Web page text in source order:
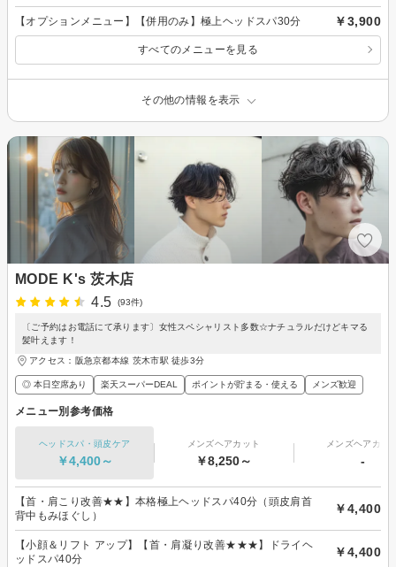
【オプションメニュー】【併用のみ】極上ヘッドスパ30分 ￥3,900
すべてのメニューを見る
その他の情報を表示
MODE K's 茨木店
4.5
(93件)
〔ご予約はお電話にて承ります〕女性スペシャリスト多数☆ナチュラルだけどキマる
髪叶えます！
アクセス：阪急京都本線 茨木市駅 徒歩3分
◎ 本日空席あり 楽天スーパーDEAL ポイントが貯まる・使える メンズ歓迎
メニュー別参考価格
ヘッドスパ・頭皮ケア
￥4,400～
メンズヘアカット
￥8,250～
メンズヘアカラ
-
【首・肩こり改善★★】本格極上ヘッドスパ40分（頭皮肩首
背中もみほぐし）
￥4,400
【小顔＆リフト アップ】【首・肩凝り改善★★★】ドライヘ
ッドスパ40分
￥4,400